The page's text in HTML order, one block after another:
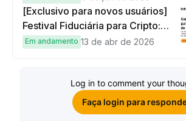
[Exclusivo para novos usuários]
Festival Fiduciária para Cripto:
complete tarefas simples e
Em andamento 13 de abr de 2026
Log in to comment your
Faça login para